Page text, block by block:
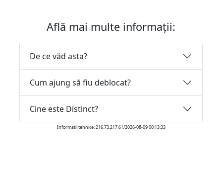
Află mai multe informații:
De ce văd asta?
Cum ajung să fiu deblocat?
Cine este Distinct?
Informatii tehnice: 216.73.217.61/2026-08-09 00:13:33